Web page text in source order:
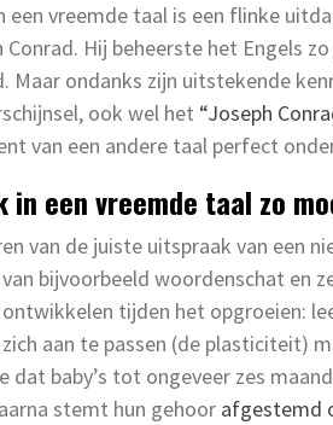
een vreemde taal is een flinke
Hij beheerste het Engels
Maar ondanks zijn uitstekende
ook wel het “Joseph
van een andere taal perfect
in een vreemde taal zo
van de juiste uitspraak van een
bijvoorbeeld woordenschat en
tijden het opgroeien:
aan te passen (de plasticiteit)
dat baby’s tot ongeveer zes
stemt hun gehoor afgestemd